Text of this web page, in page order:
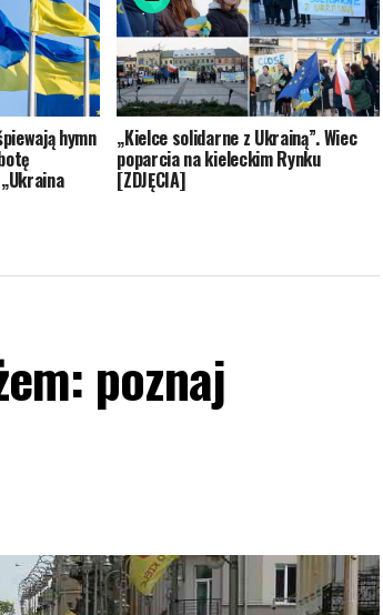
hymn „Kielce solidarne z Ukrainą”. Wiec
poparcia na kieleckim Rynku
[ZDJĘCIA]
poznaj